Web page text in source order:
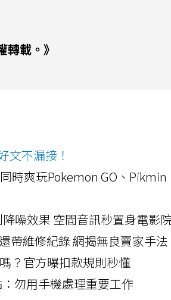
轉載。》
文不漏接！
時爽玩Pokemon GO、Pikmin
降噪效果 空間音訊秒置身電影
帶維修紀錄 網揭無良賣家手法
？官方曝扣款規則秒懂
勿用手機處理重要工作